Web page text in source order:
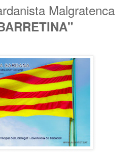
Malgratenca